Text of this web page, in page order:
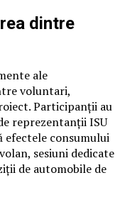
dintre
ale
voluntari,
Participanții au
reprezentanții ISU
efectele consumului
sesiuni dedicate
de automobile de